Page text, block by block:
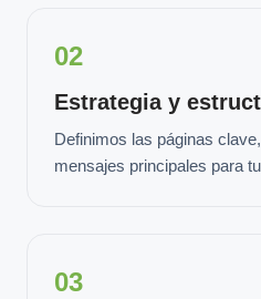
02
Estrategia y
Definimos las páginas
mensajes principales para
03